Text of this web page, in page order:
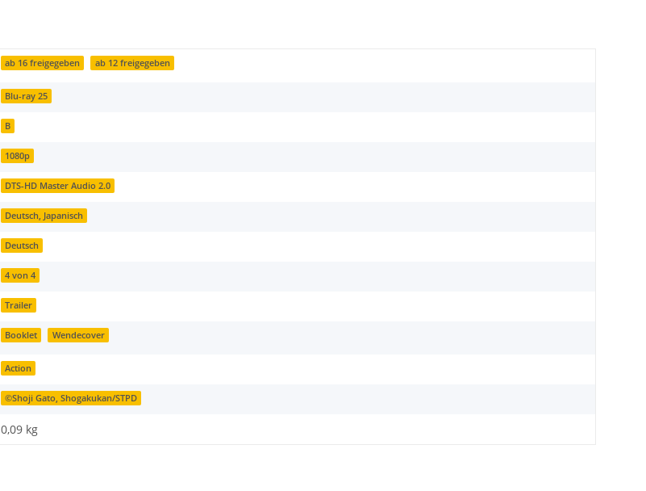
ab 16 freigegeben ab 12 freigegeben
Blu-ray 25
B
1080p
DTS-HD Master Audio 2.0
Deutsch, Japanisch
Deutsch
4 von 4
Trailer
Booklet Wendecover
Action
©Shoji Gato, Shogakukan/STPD
0,09 kg